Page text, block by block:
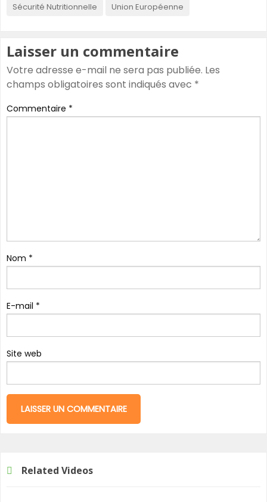
Sécurité Nutritionnelle
Union Européenne
Laisser un commentaire
Votre adresse e-mail ne sera pas publiée. Les
champs obligatoires sont indiqués avec *
Commentaire *
Nom *
E-mail *
Site web
Related Videos